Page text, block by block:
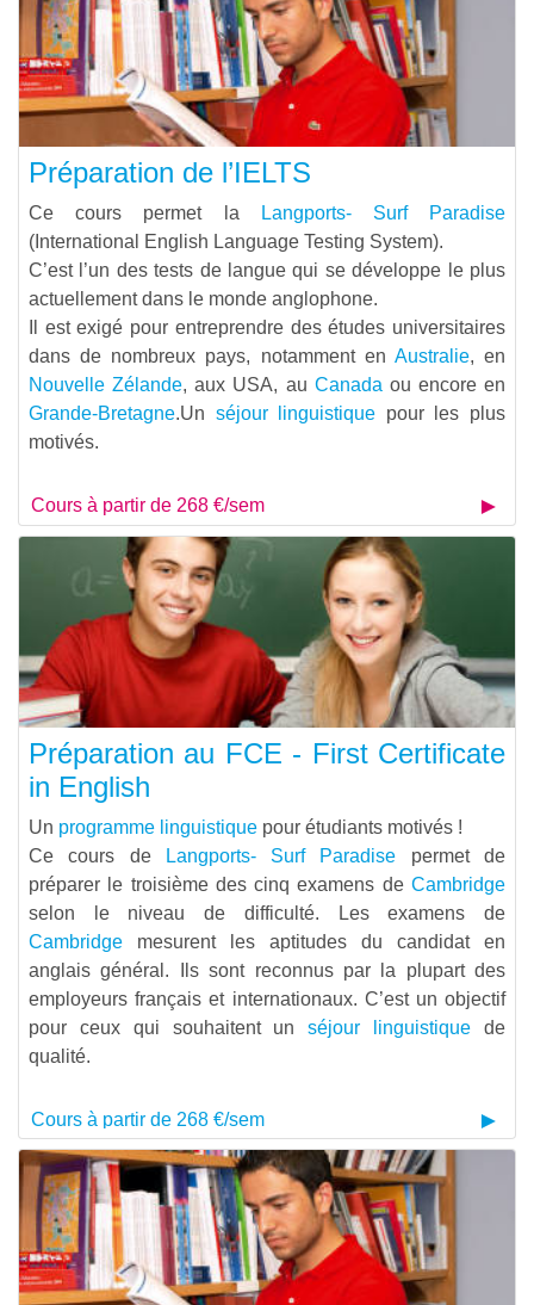
Préparation de l’IELTS
Ce cours permet la
Langports- Surf Paradise
(International English Language Testing System).
C’est l’un des tests de langue qui se développe le plus
actuellement dans le monde anglophone.
Il est exigé pour entreprendre des études universitaires
dans de nombreux pays, notamment en Australie, en
Nouvelle Zélande, aux USA, au Canada ou encore en
Grande-Bretagne.Un séjour linguistique pour les plus
motivés.
Cours à partir de 268 €/sem
Préparation au FCE - First Certificate
in English
Un programme linguistique pour étudiants motivés !
Ce cours de
Langports- Surf Paradise permet de
préparer le troisième des cinq examens de Cambridge
selon le niveau de difficulté. Les examens de
Cambridge mesurent les aptitudes du candidat en
anglais général. Ils sont reconnus par la plupart des
employeurs français et internationaux. C’est un objectif
pour ceux qui souhaitent unséjour linguistique de
qualité.
Cours à partir de 268 €/sem